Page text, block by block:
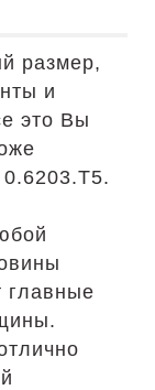
размер,
и
это Вы
главные